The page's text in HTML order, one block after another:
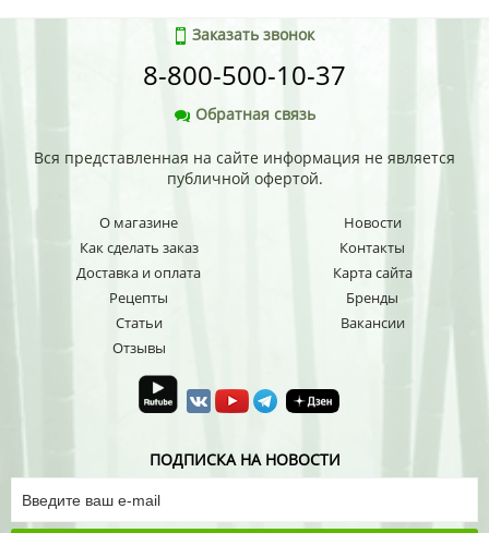
Заказать звонок
8-800-500-10-37
Обратная связь
Вся представленная на сайте информация не является
публичной офертой.
О магазине
Как сделать заказ
Доставка и оплата
Рецепты
Статьи
Отзывы
Новости
Контакты
Карта сайта
Бренды
Вакансии
ПОДПИСКА НА НОВОСТИ